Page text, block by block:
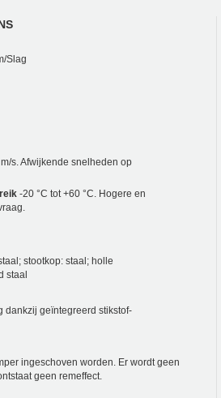
Slag
s. Afwijkende snelheden op
-20 °C tot +60 °C. Hogere en
stootkop: staal; holle
staal
dankzij geïntegreerd stikstof-
ingeschoven worden. Er wordt geen
geen remeffect.